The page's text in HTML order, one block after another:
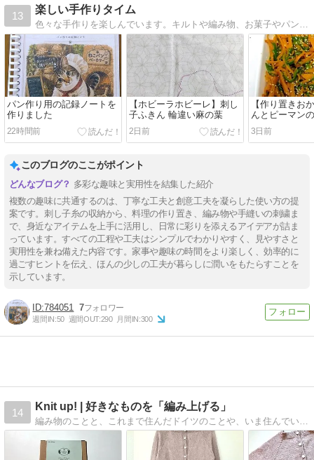
13
楽しい手作りタイム
パン作り用の記録ノートを
作りました
22時間前
【ホビーラホビーレ】刺し
子ふきん 輪違い麻の葉
2日前
【作り置きお
んとピーマン
きんぴら
3日前
このブログのここがポイント
多彩な趣味と実用性を結集した紹介
複数の趣味に共通するのは、丁寧な工夫と創意工夫を凝らした使い方の提
案です。刺し子糸の収納から、料理の作り置き、編み物や手縫いの刺繍ま
で、身近なアイテムを上手に活用し、日常に彩りを添えるアイデアが詰ま
っています。すべての工程や工夫はシンプルでわかりやすく、見やすさと
実用性を兼ね備えた内容です。家事や趣味の時間をより楽しく、効率的に
過ごすヒントを伝え、ほんの少しの工夫が暮らしに潤いをもたらすことを
示しています。
784051 7
週間IN:50 週間OUT:290 月間IN:300
14
Knit up! | 好きなものを「編み上げる」